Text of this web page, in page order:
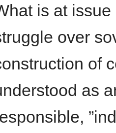
is at
over
of
as